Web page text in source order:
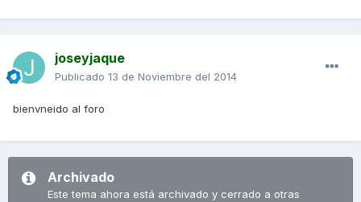
joseyjaque
Publicado 13 de Noviembre del 2014
bienvneido al foro
Archivado
Este tema ahora está archivado y cerrado a otras